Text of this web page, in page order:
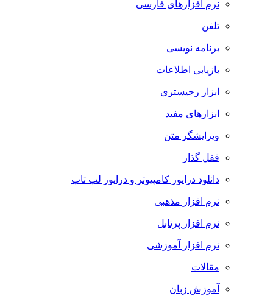
نرم افزارهای فارسی
تلفن
برنامه نویسی
بازیابی اطلاعات
ابزار رجیستری
ابزارهای مفید
ویرایشگر متن
قفل گذار
دانلود درایور کامپیوتر و درایور لپ تاپ
نرم افزار مذهبی
نرم افزار پرتابل
نرم افزار آموزشی
مقالات
آموزش زبان